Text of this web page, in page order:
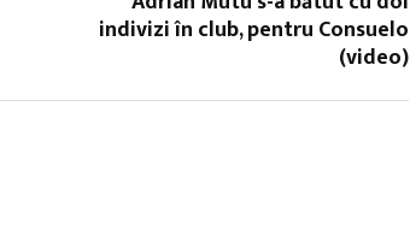
indivizi în club, pentru Consuelo
(video)